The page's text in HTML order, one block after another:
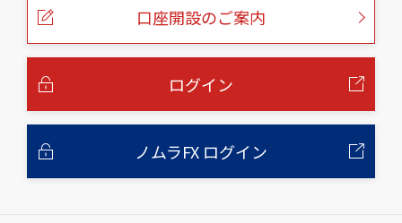
口座開設のご案内
ログイン
ノムラFX ログイン